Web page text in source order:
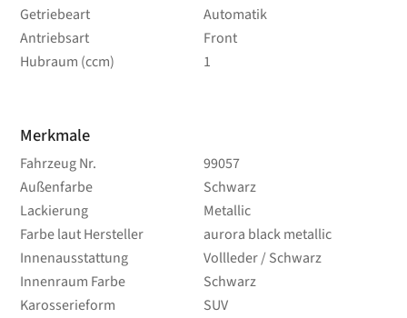
Getriebeart
Automatik
Antriebsart
Front
Hubraum (ccm)
1
Merkmale
Fahrzeug Nr.
99057
Außenfarbe
Schwarz
Lackierung
Metallic
Farbe laut Hersteller
aurora black metallic
Innenausstattung
Vollleder / Schwarz
Innenraum Farbe
Schwarz
Karosserieform
SUV